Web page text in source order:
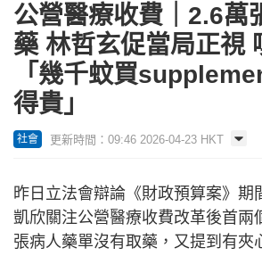
公營醫療收費｜2.6萬
藥 林哲玄促當局正視
「幾千蚊買
得貴」
社會 更新時間：09:46 2026-04-23 HKT
昨日立法會辯論《財政預算案》期
凱欣關注公營醫療收費改革後首兩
張病人藥單沒有取藥，又提到有夾